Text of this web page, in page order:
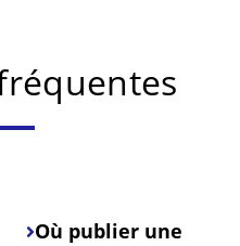
Où publier une